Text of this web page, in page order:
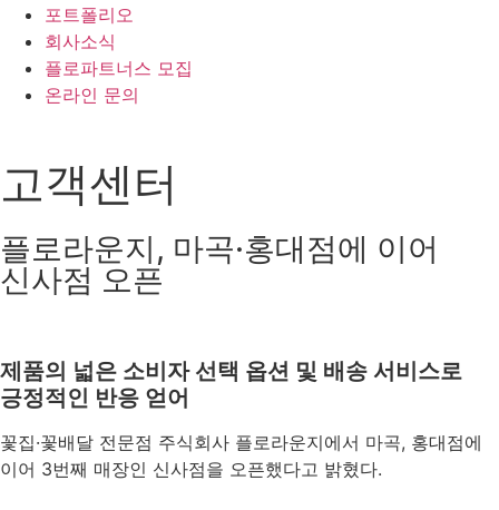
포트폴리오
회사소식
플로파트너스 모집
온라인 문의
고객센터
플로라운지, 마곡·홍대점에 이어
신사점 오픈
제품의 넓은 소비자 선택 옵션 및 배송 서비스로
긍정적인 반응 얻어
꽃집·꽃배달 전문점 주식회사 플로라운지에서 마곡, 홍대점에
이어 3번째 매장인 신사점을 오픈했다고 밝혔다.